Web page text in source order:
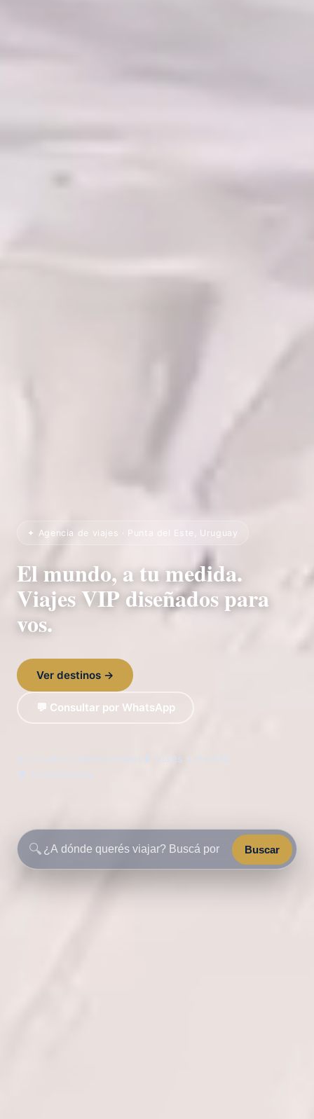
✦ Agencia de viajes · Punta del Este, Uruguay
El mundo, a tu medida.
Viajes VIP diseñados para
vos.
Ver destinos →
💬 Consultar por WhatsApp
🧳 Viajes a medida
🔍 Buscar